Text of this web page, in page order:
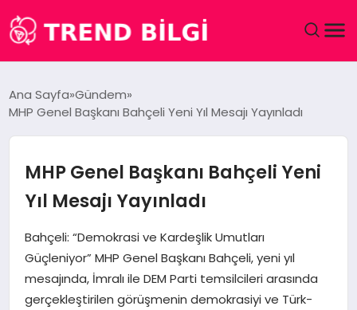
EĞITIM
EKONOMI
MAGAZIN
SAĞLIK
Ana Sayfa Gündem
MHP Genel Başkanı Bahçeli Yeni Yıl Mesajı Yayınladı
MHP Genel Başkanı Bahçeli Yeni
Yıl Mesajı Yayınladı
Bahçeli: “Demokrasi ve Kardeşlik Umutları
Güçleniyor” MHP Genel Başkanı Bahçeli, yeni yıl
mesajında, İmralı ile DEM Parti temsilcileri arasında
gerçekleştirilen görüşmenin demokrasiyi ve Türk-